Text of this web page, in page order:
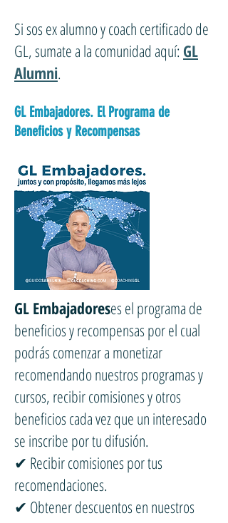
Si sos ex alumno y coach certificado de
GL, sumate a la comunidad aquí: GL
Alumni.
GL Embajadores. El Programa de
Beneficios y Recompensas
GL Embajadoreses el programa de
beneficios y recompensas por el cual
podrás comenzar a monetizar
recomendando nuestros programas y
cursos, recibir comisiones y otros
beneficios cada vez que un interesado
se inscribe por tu difusión.
✔ Recibir comisiones por tus
recomendaciones.
✔ Obtener descuentos en nuestros